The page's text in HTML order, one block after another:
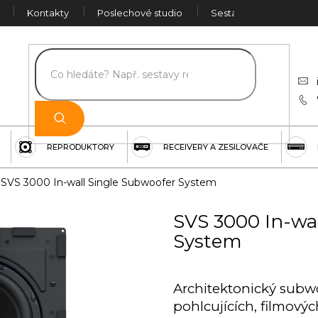
Kontakty Poslechové studio Sestava na míru
REPRODUKTORY RECEIVERY A ZESILOVAČE
SVS 3000 In-wall Single Subwoofer System
SVS 3000 In-
System
Architektonický
pohlcujících,